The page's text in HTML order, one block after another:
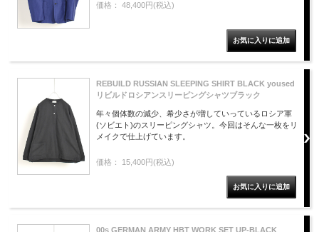
価格： 48,400円(税込)
REBUILD RUSSIAN SLEEPING SHIRT BLACK yoused
リビルドロシアンスリーピングシャツブラック
年々個体数の減少、希少さが増していっているロシア軍
(ソビエト)のスリーピングシャツ。今回はそんな一枚をリ
メイクで仕上げています。
価格： 15,400円(税込)
00s GERMAN ARMY HBT WORK SET UP-BLACK